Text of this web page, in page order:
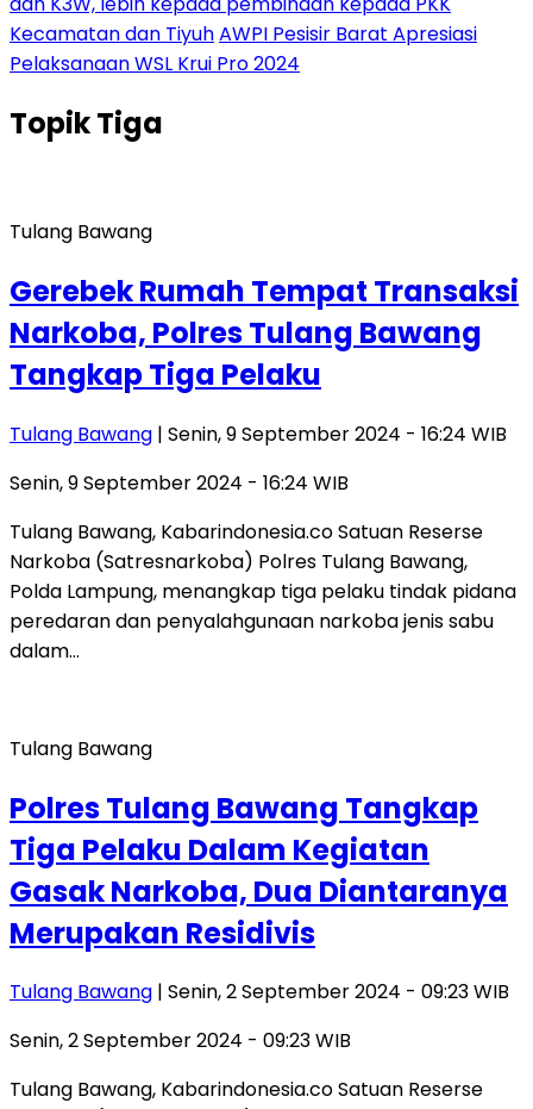
Kecamatan dan TiyuhAWPI Pesisir Barat Apresiasi
Pelaksanaan WSL Krui Pro 2024
TopikTiga
Tulang Bawang
Gerebek Rumah Tempat Transaksi
Narkoba, Polres Tulang Bawang
Tangkap Tiga Pelaku
Tulang Bawang | Senin, 9 September 2024 - 16:24 WIB
Senin, 9 September 2024 - 16:24 WIB
Tulang Bawang, Kabarindonesia.co Satuan Reserse
Narkoba (Satresnarkoba) Polres Tulang Bawang,
Polda Lampung, menangkap tiga pelaku tindak pidana
peredaran dan penyalahgunaan narkoba jenis sabu
dalam…
Tulang Bawang
Polres Tulang Bawang Tangkap
Tiga Pelaku Dalam Kegiatan
Gasak Narkoba, Dua Diantaranya
Merupakan Residivis
Tulang Bawang | Senin, 2 September 2024 - 09:23 WIB
Senin, 2 September 2024 - 09:23 WIB
Tulang Bawang, Kabarindonesia.co Satuan Reserse